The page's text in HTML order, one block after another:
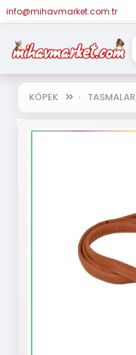
info@mihavmarket.com.tr
KÖPEK TASMALAR